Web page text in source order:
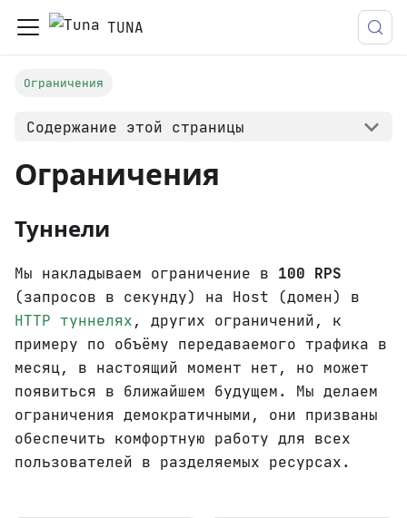
TUNA
Ограничения
Содержание этой страницы
Ограничения
Туннели
Мы накладываем ограничение в 100 RPS
(запросов в секунду) на Host (домен) в
HTTP туннелях , других ограничений, к
примеру по объёму передаваемого трафика в
месяц, в настоящий момент нет, но может
появиться в ближайшем будущем. Мы делаем
ограничения демократичными, они призваны
обеспечить комфортную работу для всех
пользователей в разделяемых ресурсах.